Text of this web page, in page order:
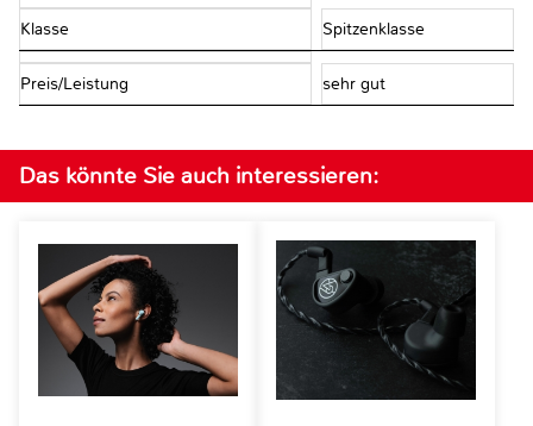
Klasse Spitzenklasse
Preis/Leistung sehr gut
Das könnte Sie auch interessieren: